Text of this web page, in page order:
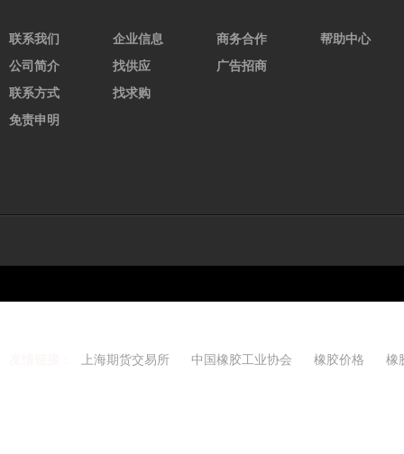
联系我们
公司简介
联系方式
免责申明
企业信息
找供应
找求购
商务合作
广告招商
帮助中心
上海期货交易所 中国橡胶工业协会 橡胶价格 橡